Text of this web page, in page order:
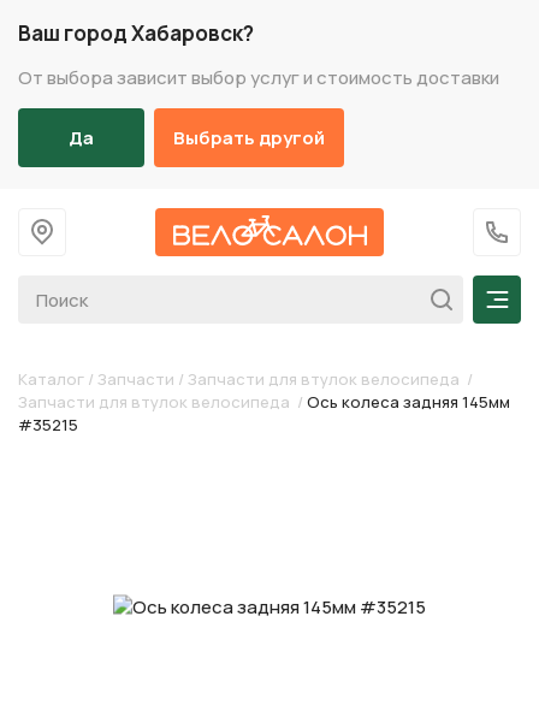
Ваш город Хабаровск?
От выбора зависит выбор услуг и стоимость доставки
Да Выбрать другой
На главную
+7
Каталог / Запчасти / Запчасти для втулок велосипеда /
Запчасти для втулок велосипеда / Ось колеса задняя 145мм
#35215